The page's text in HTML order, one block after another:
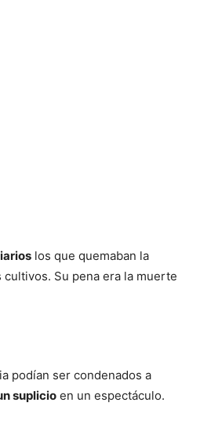
los que quemaban la
Su pena era la muerte
podían ser condenados a
suplicio en un espectáculo.